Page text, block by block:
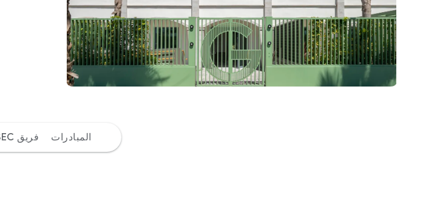
المبادرات فريق GSEC